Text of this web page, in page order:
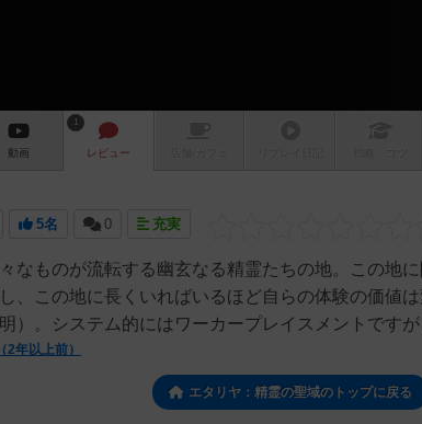
動画
1
レビュー
5名 0 充実
なものが流転する幽玄なる精霊たちの地。この地
、この地に長くいればいるほど自らの体験の価値
明）。システム的にはワーカープレイスメントです
2年以上前）
エタリヤ：精霊の聖域のトップに戻る